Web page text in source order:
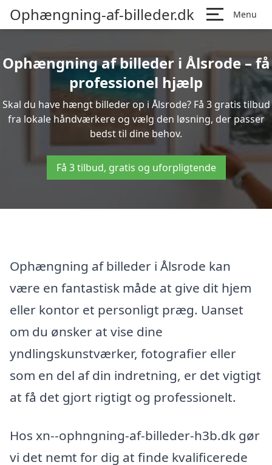
Ophængning-af-billeder.dk Menu
Ophængning af billeder i Ålsrode – få
professionel hjælp
Skal du have hængt billeder op i Ålsrode? Få 3 gratis tilbud
fra lokale håndværkere og vælg den løsning, der passer
bedst til dine behov.
Få 3 tilbud, gratis og uforpligtende
Ophængning af billeder i Ålsrode kan
være en fantastisk måde at give dit hjem
eller kontor et personligt præg. Uanset
om du ønsker at vise dine
yndlingskunstværker, fotografier eller
som en del af din indretning, er det vigtigt
at få det gjort rigtigt og professionelt.
Hos xn--ophngning-af-billeder-h3b.dk gør
vi det nemt for dig at finde kvalificerede